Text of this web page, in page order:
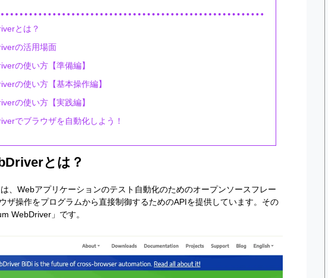
とは？
の活用場面
の使い方【準備編】
の使い方【基本操作編】
の使い方【実践編】
でブラウザを自動化しよう！
とは？
、Webアプリケーションのテスト自動化のためのオープンソースフレー
ザ操作をプログラムから直接制御するためのAPIを提供しています。その
WebDriver」です。